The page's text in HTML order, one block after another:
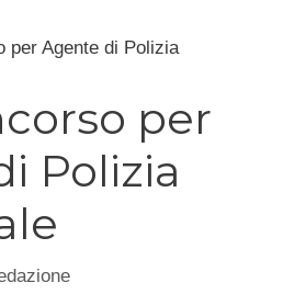
per Agente di Polizia
per
Polizia